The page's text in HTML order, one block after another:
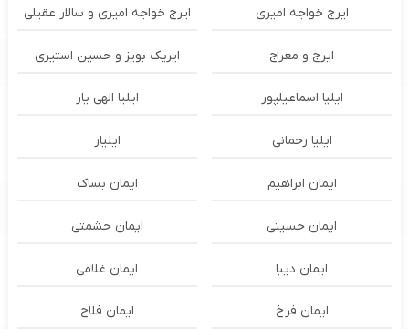
ایرج خواجه امیری ایرج خواجه امیری و سالار عقیلی
ایرج و معراج ایریک بویز و حسین استیری
ایلیا اسماعیلپور ایلیا الهی یار
ایلیا رحمانی ایلیار
ایمان ابراهیم ایمان بساک
ایمان حسینی ایمان حشمتی
ایمان دیبا ایمان غلامی
ایمان فرخ ایمان فلاح